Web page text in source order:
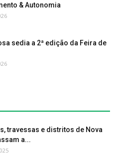
& Autonomia
sedia a 2ª edição da Feira de
travessas e distritos de Nova
a...